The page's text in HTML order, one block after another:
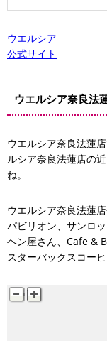
ウエルシア
公式サイト
ウエルシア奈良法
ウエルシア奈良法蓮
ルシア奈良法蓮店の
ね。
ウエルシア奈良法蓮
パビリオン、サンロ
ヘン屋さん、Cafe &
スターバックスコー